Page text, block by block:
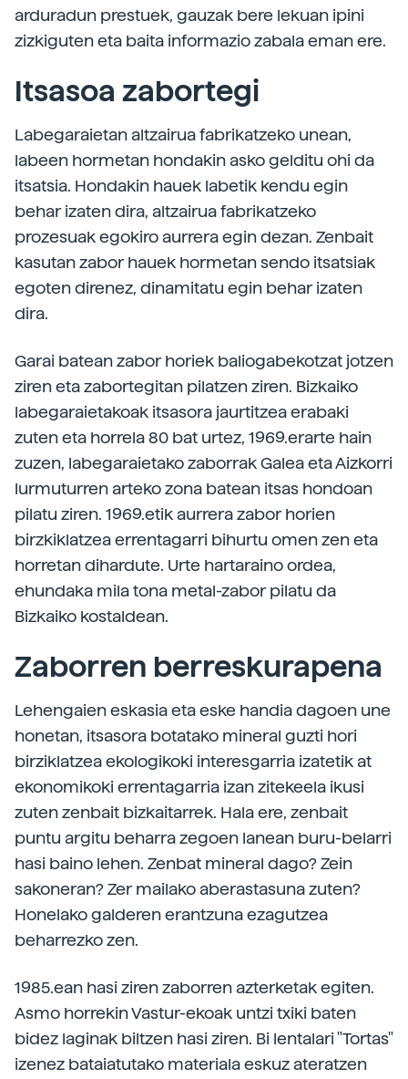
arduradun prestuek, gauzak bere lekuan ipini
zizkiguten eta baita informazio zabala eman ere.
Itsasoa zabortegi
Labegaraietan altzairua fabrikatzeko unean,
labeen hormetan hondakin asko gelditu ohi da
itsatsia. Hondakin hauek labetik kendu egin
behar izaten dira, altzairua fabrikatzeko
prozesuak egokiro aurrera egin dezan. Zenbait
kasutan zabor hauek hormetan sendo itsatsiak
egoten direnez, dinamitatu egin behar izaten
dira.
Garai batean zabor horiek baliogabekotzat jotzen
ziren eta zabortegitan pilatzen ziren. Bizkaiko
labegaraietakoak itsasora jaurtitzea erabaki
zuten eta horrela 80 bat urtez, 1969.erarte hain
zuzen, labegaraietako zaborrak Galea eta Aizkorri
lurmuturren arteko zona batean itsas hondoan
pilatu ziren. 1969.etik aurrera zabor horien
birzkiklatzea errentagarri bihurtu omen zen eta
horretan dihardute. Urte hartaraino ordea,
ehundaka mila tona metal-zabor pilatu da
Bizkaiko kostaldean.
Zaborren berreskurapena
Lehengaien eskasia eta eske handia dagoen une
honetan, itsasora botatako mineral guzti hori
birziklatzea ekologikoki interesgarria izatetik at
ekonomikoki errentagarria izan zitekeela ikusi
zuten zenbait bizkaitarrek. Hala ere, zenbait
puntu argitu beharra zegoen lanean buru-belarri
hasi baino lehen. Zenbat mineral dago? Zein
sakoneran? Zer mailako aberastasuna zuten?
Honelako galderen erantzuna ezagutzea
beharrezko zen.
1985.ean hasi ziren zaborren azterketak egiten.
Asmo horrekin Vastur-ekoak untzi txiki baten
bidez laginak biltzen hasi ziren. Bi lentalari "Tortas"
izenez bataiatutako materiala eskuz ateratzen